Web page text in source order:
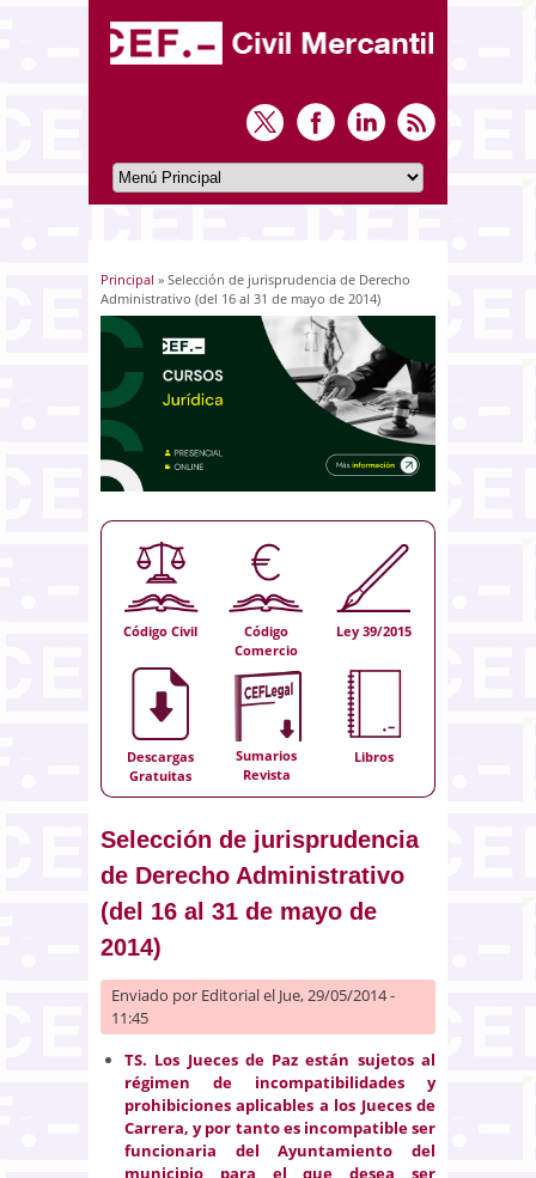
Usted está aquí
Principal » Selección de jurisprudencia de Derecho
Administrativo (del 16 al 31 de mayo de 2014)
Código Civil
Código
Comercio
Ley 39/2015
Descargas
Gratuitas
Sumarios
Revista
Libros
Selección de jurisprudencia
de Derecho Administrativo
(del 16 al 31 de mayo de
2014)
Enviado por Editorialel Jue, 29/05/2014 -
11:45
TS. Los Jueces de Paz están sujetos al
régimen de incompatibilidades y
prohibiciones aplicables a los Jueces de
Carrera, y por tanto es incompatible ser
funcionaria del Ayuntamiento del
municipio para el que desea ser